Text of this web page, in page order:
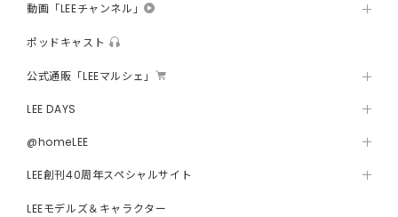
動画「LEEチャンネル」
ポッドキャスト
公式通販「LEEマルシェ」
LEE DAYS
@homeLEE
LEE創刊40周年スペシャルサイト
LEEモデルズ＆キャラクター